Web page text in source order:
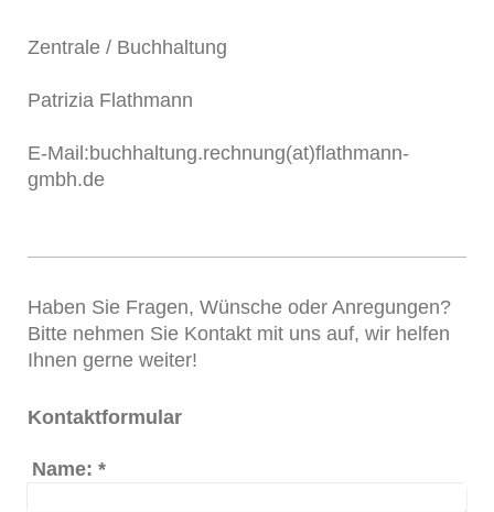
Zentrale / Buchhaltung
Patrizia Flathmann
E-Mail:buchhaltung.rechnung(at)flathmann-
gmbh.de
Haben Sie Fragen, Wünsche oder Anregungen?
Bitte nehmen Sie Kontakt mit uns auf, wir helfen
Ihnen gerne weiter!
Kontaktformular
Name: *